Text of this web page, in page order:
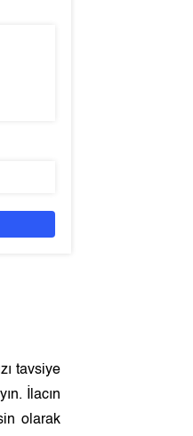
tavsiye
İlacın
olarak